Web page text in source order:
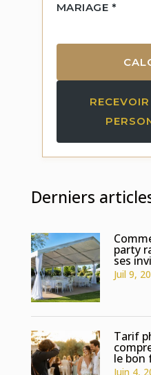
MARIAGE *
Derniers
party
ses
Juil 9,
Tarif
le
Juin 4,